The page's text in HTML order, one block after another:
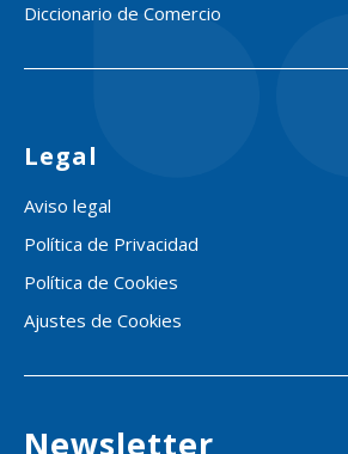
Diccionario de Comercio
Legal
Aviso legal
Política de Privacidad
Política de Cookies
Ajustes de Cookies
Newsletter